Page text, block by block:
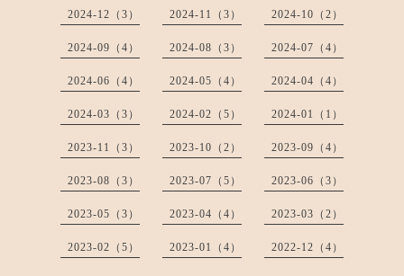
2024-12（3） 2024-11（3） 2024-10（2）
2024-09（4） 2024-08（3） 2024-07（4）
2024-06（4） 2024-05（4） 2024-04（4）
2024-03（3） 2024-02（5） 2024-01（1）
2023-11（3） 2023-10（2） 2023-09（4）
2023-08（3） 2023-07（5） 2023-06（3）
2023-05（3） 2023-04（4） 2023-03（2）
2023-02（5） 2023-01（4） 2022-12（4）